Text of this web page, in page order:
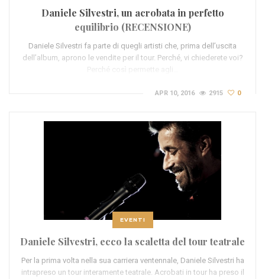
Daniele Silvestri, un acrobata in perfetto
equilibrio (RECENSIONE)
Daniele Silvestri fa parte di quegli artisti che, prima dell’uscita
dell’album, aprono le vendite per il tour. Perché, vi chiederete voi?
Perché così permette agli…
APR 10, 2016 2915 0
EVENTI
Daniele Silvestri, ecco la scaletta del tour teatrale
Per la prima volta nella sua carriera ventennale, Daniele Silvestri ha
intrapreso un tour interamente teatrale. Acrobati in tour ha preso il